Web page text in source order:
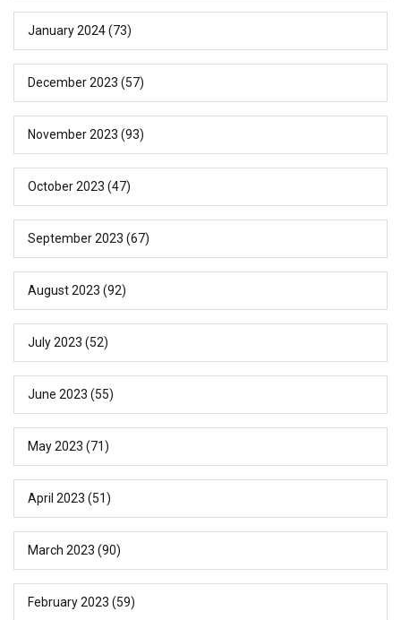
January 2024(73)
December 2023 (57)
November 2023 (93)
October 2023 (47)
September 2023 (67)
August 2023 (92)
July 2023 (52)
June 2023 (55)
May 2023 (71)
April 2023 (51)
March 2023 (90)
February 2023 (59)